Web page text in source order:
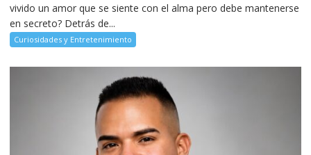
vivido un amor que se siente con el alma pero debe mantenerse
en secreto? Detrás de...
Curiosidades y Entretenimiento